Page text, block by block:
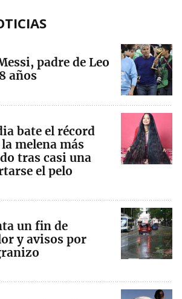
padre de Leo
años
bate el récord
melena más
tras casi una
el pelo
un fin de
y avisos por